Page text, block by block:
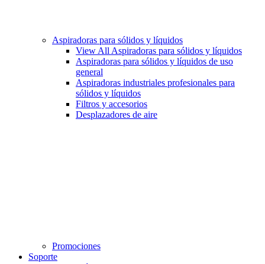
Aspiradoras para sólidos y líquidos
View All Aspiradoras para sólidos y líquidos
Aspiradoras para sólidos y líquidos de uso
general
Aspiradoras industriales profesionales para
sólidos y líquidos
Filtros y accesorios
Desplazadores de aire
Promociones
Soporte